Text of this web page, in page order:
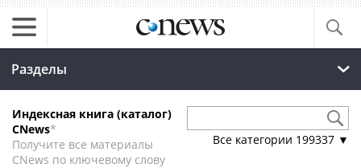
Разделы
Индексная книга (каталог)
CNews*
Получите все материалы
CNews по ключевому слову
Все категории 199337 ▼